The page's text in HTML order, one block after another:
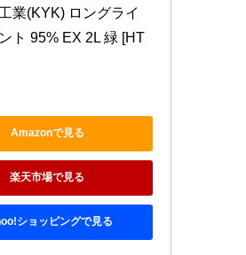
業(KYK) ロングライ
ト 95% EX 2L 緑 [HT
Amazonで見る
楽天市場で見る
ショッピングで見る